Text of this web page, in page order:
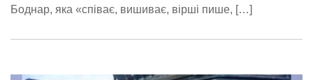
Боднар, яка «співає, вишиває, вірші пише, […]